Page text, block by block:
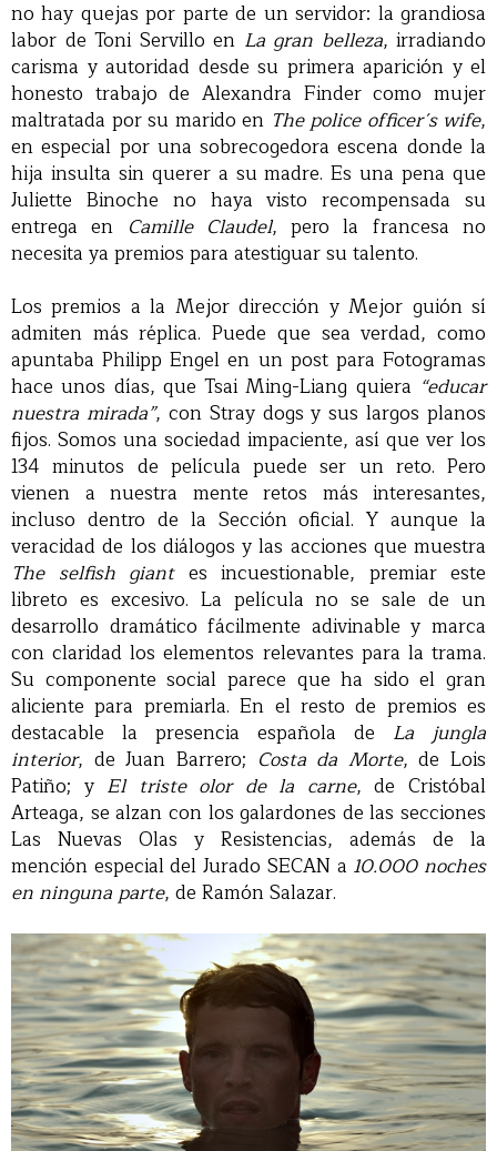
no hay quejas por parte de un servidor: la grandiosa
labor de Toni Servillo en La gran belleza, irradiando
carisma y autoridad desde su primera aparición y el
honesto trabajo de Alexandra Finder como mujer
maltratada por su marido en The police officer´s wife,
en especial por una sobrecogedora escena donde la
hija insulta sin querer a su madre. Es una pena que
Juliette Binoche no haya visto recompensada su
entrega en Camille Claudel, pero la francesa no
necesita ya premios para atestiguar su talento.
Los premios a la Mejor dirección y Mejor guión sí
admiten más réplica. Puede que sea verdad, como
apuntaba Philipp Engel en un post para Fotogramas
hace unos días, que Tsai Ming-Liang quiera “educar
nuestra mirada”, con Stray dogs y sus largos planos
fijos. Somos una sociedad impaciente, así que ver los
134 minutos de película puede ser un reto. Pero
vienen a nuestra mente retos más interesantes,
incluso dentro de la Sección oficial. Y aunque la
veracidad de los diálogos y las acciones que muestra
The selfish giantes incuestionable, premiar este
libreto es excesivo. La película no se sale de un
desarrollo dramático fácilmente adivinable y marca
con claridad los elementos relevantes para la trama.
Su componente social parece que ha sido el gran
aliciente para premiarla. En el resto de premios es
destacable la presencia española de La jungla
interior, de Juan Barrero; Costa da Morte, de Lois
Patiño; y El triste olor de la carne, de Cristóbal
Arteaga, se alzan con los galardones de las secciones
Las Nuevas Olas y Resistencias, además de la
mención especial del Jurado SECAN a 10.000 noches
en ninguna parte, de Ramón Salazar.